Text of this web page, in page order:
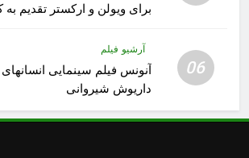
برای ویولن و ارکستر تقدیم به
06
آرشیو فیلم
آنونس فیلم سینمایی انسانهای
داریوش شیروانی